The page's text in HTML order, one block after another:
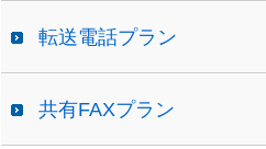
転送電話プラン
共有FAXプラン